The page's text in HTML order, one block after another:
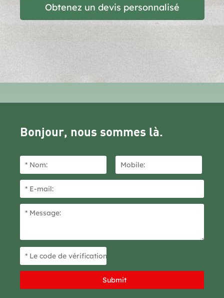
Obtenez un devis personnalisé
Bonjour, nous sommes là.